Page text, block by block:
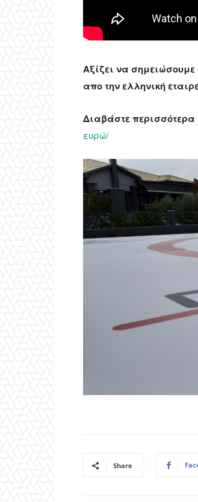
Aξίζει να
απο την ελληνική
Διαβάστε περισσότερα
ευρώ/
Share